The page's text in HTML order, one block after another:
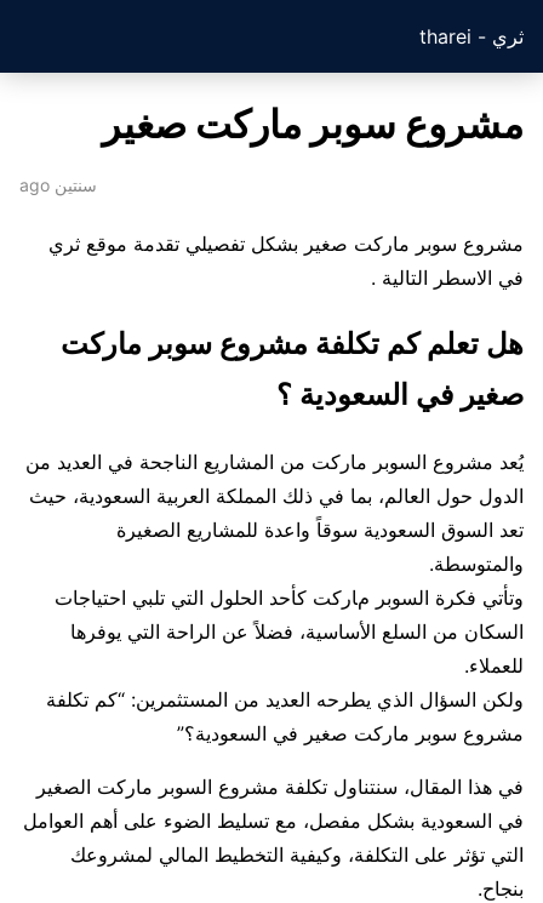
ثري - tharei
مشروع سوبر ماركت صغير
سنتين ago
مشروع سوبر ماركت صغير بشكل تفصيلي تقدمة موقع ثري
في الاسطر التالية .
هل تعلم كم تكلفة مشروع سوبر ماركت
صغير في السعودية ؟
يُعد مشروع السوبر ماركت من المشاريع الناجحة في العديد من
الدول حول العالم، بما في ذلك المملكة العربية السعودية، حيث
تعد السوق السعودية سوقاً واعدة للمشاريع الصغيرة
والمتوسطة.
وتأتي فكرة السوبر ماركت كأحد الحلول التي تلبي احتياجات
السكان من السلع الأساسية، فضلاً عن الراحة التي يوفرها
للعملاء.
ولكن السؤال الذي يطرحه العديد من المستثمرين: “كم تكلفة
مشروع سوبر ماركت صغير في السعودية؟”
في هذا المقال، سنتناول تكلفة مشروع السوبر ماركت الصغير
في السعودية بشكل مفصل، مع تسليط الضوء على أهم العوامل
التي تؤثر على التكلفة، وكيفية التخطيط المالي لمشروعك
بنجاح.